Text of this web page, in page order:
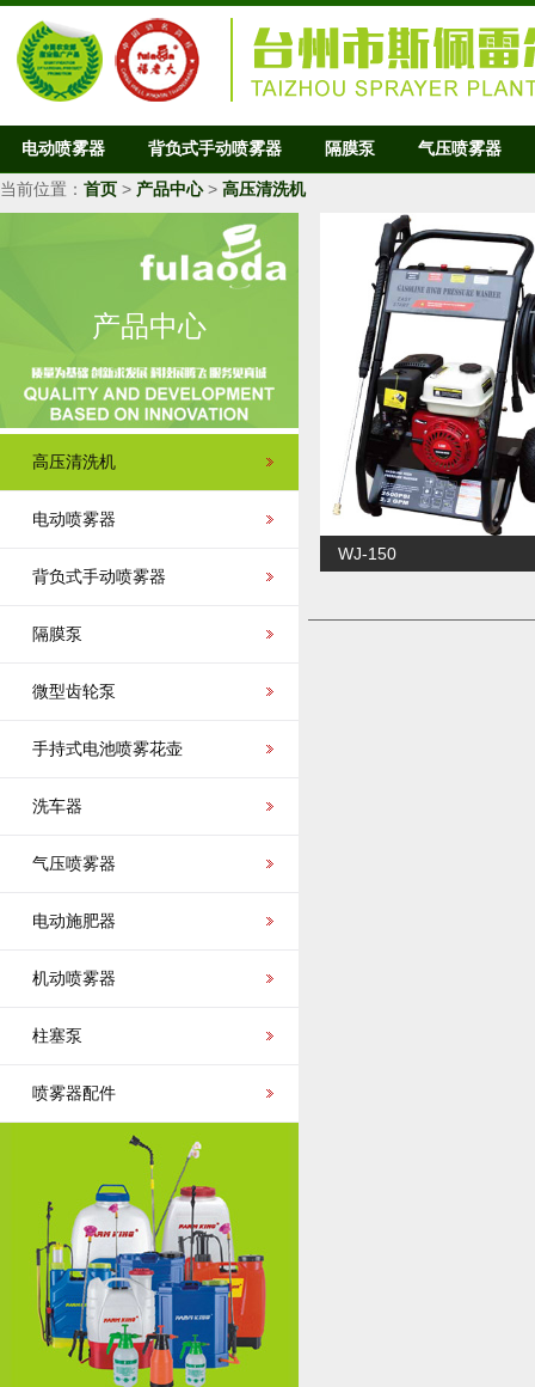
电动喷雾器 背负式手动喷雾器 隔膜泵 气压喷雾器
当前位置： 首页 > 产品中心> 高压清洗机
产品中心
高压清洗机
电动喷雾器
背负式手动喷雾器
隔膜泵
微型齿轮泵
手持式电池喷雾花壶
洗车器
气压喷雾器
电动施肥器
机动喷雾器
柱塞泵
喷雾器配件
WJ-150